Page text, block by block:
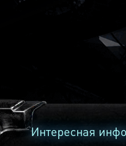
Интересная